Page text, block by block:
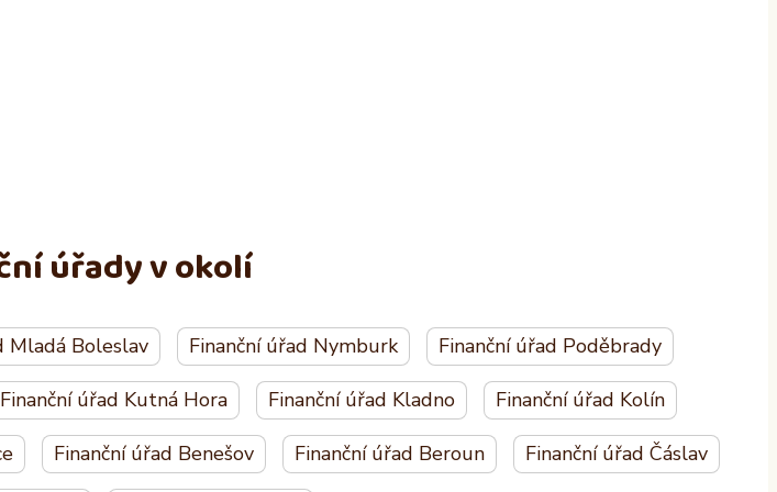
úřady v okolí
Mladá Boleslav Finanční úřad Nymburk Finanční úřad Poděbrady
Finanční úřad Kutná Hora Finanční úřad Kladno Finanční úřad Kolín
Finanční úřad Benešov Finanční úřad Beroun Finanční úřad Čáslav